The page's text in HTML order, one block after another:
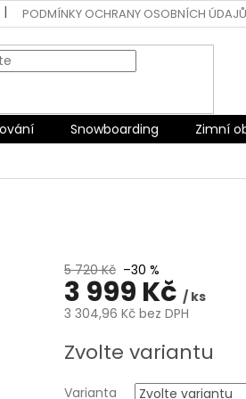
PODMÍNKY OCHRANY OSOBNÍCH ÚDAJŮ
Snowboarding Zimní
5 720 Kč –30 %
3 999 Kč / ks
3 304,96 Kč bez DPH
cena:
Zvolte variantu
Varianta